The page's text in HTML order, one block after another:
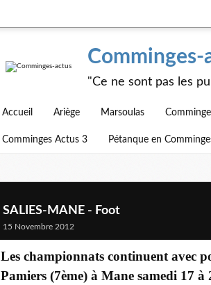
Comminges-
"Ce ne sont pas les
Accueil Ariège Marsoulas
Comminges Actus 3 Pétanque en
SALIES-MANE - Foot
15 Novembre 2012
Les championnats continuent avec
Pamiers (7ème) à Mane samedi 17